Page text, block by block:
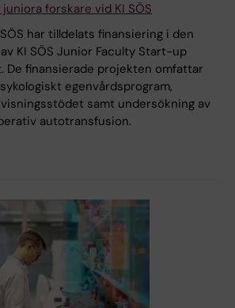
forskare vid KI SÖS
har tilldelats finansiering i den
KI SÖS Junior Faculty Start-up
De finansierade projekten omfattar
egenvårdsprogram,
samt undersökning av
autotransfusion.